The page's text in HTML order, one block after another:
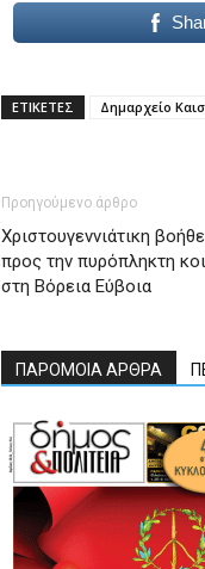
lyons
you
the
pain.
hd
porn
ΕΤΙΚΕΤΕΣ Δημαρχείο
Προηγούμενο άρθρο
Χριστουγεννιάτικη
προς την πυρόπληκτη
στη Βόρεια Εύβοια
ΠΑΡΟΜΟΙΑ ΑΡΘΡΑ